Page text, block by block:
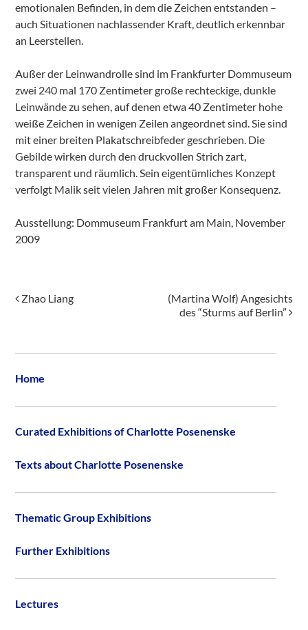
emotionalen Befinden, in dem die Zeichen entstanden –
auch Situationen nachlassender Kraft, deutlich erkennbar
an Leerstellen.
Außer der Leinwandrolle sind im Frankfurter Dommuseum
zwei 240 mal 170 Zentimeter große rechteckige, dunkle
Leinwände zu sehen, auf denen etwa 40 Zentimeter hohe
weiße Zeichen in wenigen Zeilen angeordnet sind. Sie sind
mit einer breiten Plakatschreibfeder geschrieben. Die
Gebilde wirken durch den druckvollen Strich zart,
transparent und räumlich. Sein eigentümliches Konzept
verfolgt Malik seit vielen Jahren mit großer Konsequenz.
Ausstellung: Dommuseum Frankfurt am Main, November
2009
Post navigation
Zhao Liang
(Martina Wolf) Angesichts
des “Sturms auf Berlin”
Home
Curated Exhibitions of Charlotte Posenenske
Texts about Charlotte Posenenske
Thematic Group Exhibitions
Further Exhibitions
Lectures